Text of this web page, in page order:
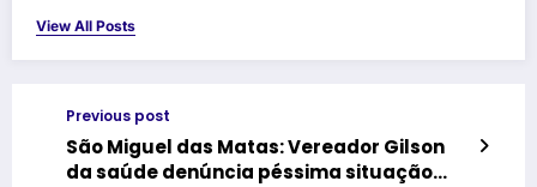
View All Posts
Previous post
São Miguel das Matas: Vereador Gilson
da saúde denúncia péssima situação